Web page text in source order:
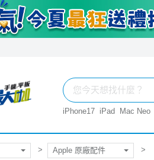
iPhone17 iPad Mac Neo
Apple 原廠配件